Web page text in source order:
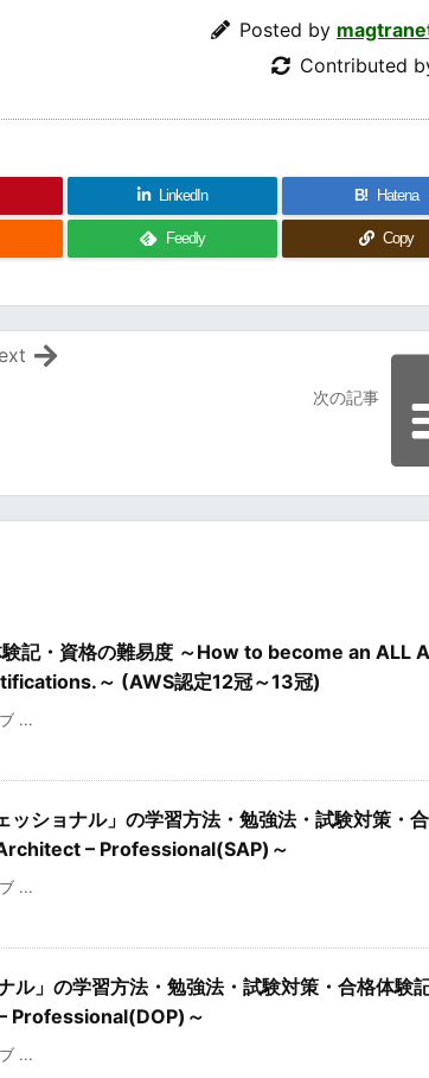
Posted by
Contributed
LinkedIn B! Hatena
Feedly Copy
次の記事
記・資格の難易度 ～How to become an ALL
～ (AWS認定12冠～13冠)
...
ッショナル」の学習方法・勉強法・試験対策・
– Professional(SAP)～
...
ル」の学習方法・勉強法・試験対策・合格体験
Professional(DOP)～
...